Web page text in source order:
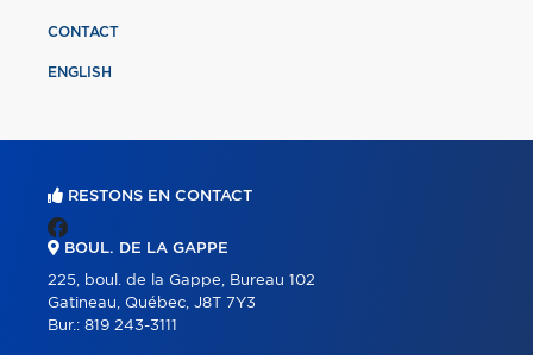
CONTACT
ENGLISH
RESTONS EN CONTACT
BOUL. DE LA GAPPE
225, boul. de la Gappe, Bureau 102
Gatineau, Québec, J8T 7Y3
Bur.: 819 243-3111